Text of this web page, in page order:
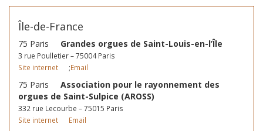
Île-de-France
75 Paris Grandes orgues de Saint-Louis-en-l’Île
3 rue Poulletier – 75004 Paris
Site internet ;Email
75 Paris Association pour le rayonnement des
orgues de Saint-Sulpice (AROSS)
332 rue Lecourbe – 75015 Paris
Site internet
Email